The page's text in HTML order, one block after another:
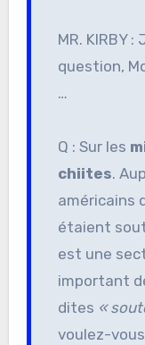
MR. KIRBY
question,
…
Q : Sur les
chiites.
américains
étaient
est une
important
dites «
voulez-